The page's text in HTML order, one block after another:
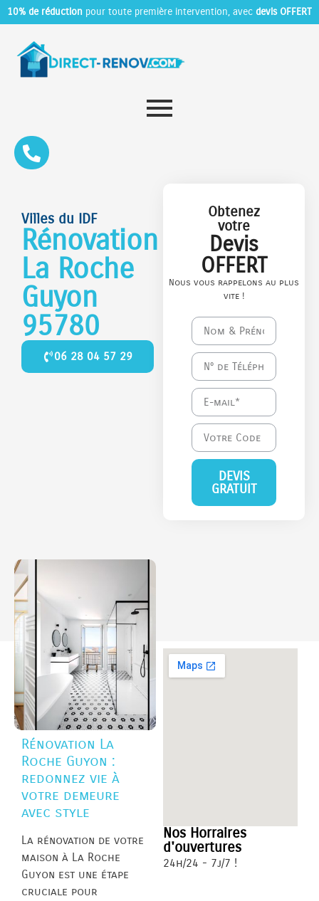
10% de réduction pour toute première intervention, avec devis OFFERT
Villes du IDF
Rénovation
La Roche
Guyon
95780
06 28 04 57 29
Obtenez
votre
Devis
OFFERT
Nous vous rappelons au plus
vite !
DEVIS
GRATUIT
Rénovation La
Roche Guyon :
redonnez vie à
votre demeure
avec style
La rénovation de votre
maison à La Roche
Guyon est une étape
cruciale pour
Nos Horraires
d'ouvertures
24h/24 - 7j/7 !